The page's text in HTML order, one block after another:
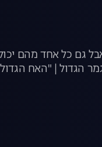
גם כל אחד מהם
הגדול | "האח